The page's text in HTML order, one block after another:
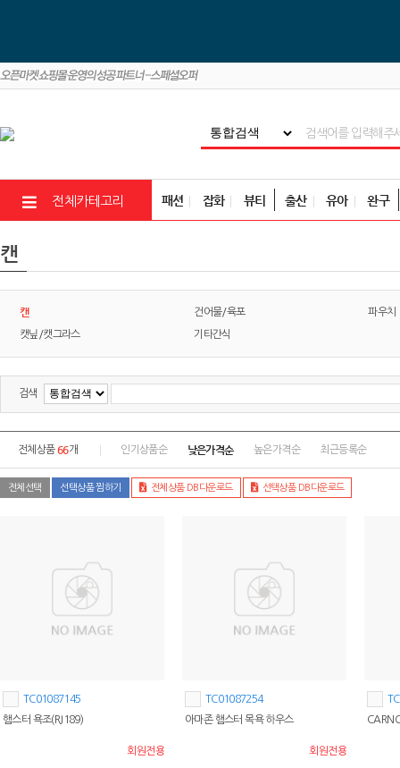
전체카테고리 패션 잡화 뷰티 출산 유아 완구
캔
캔 건어물/육포 파우치
캣닢/캣그라스 기타간식
검색
전체상품66개 인기상품순 낮은가격순 높은가격순 최근등록순
전체선택 선택상품 찜하기 전체상품 DB다운로드 선택상품 DB다운로드
TC01087145
햄스터 욕조(RJ189)
회원전용
TC01087254
아마존 햄스터 목욕 하우스
회원전용